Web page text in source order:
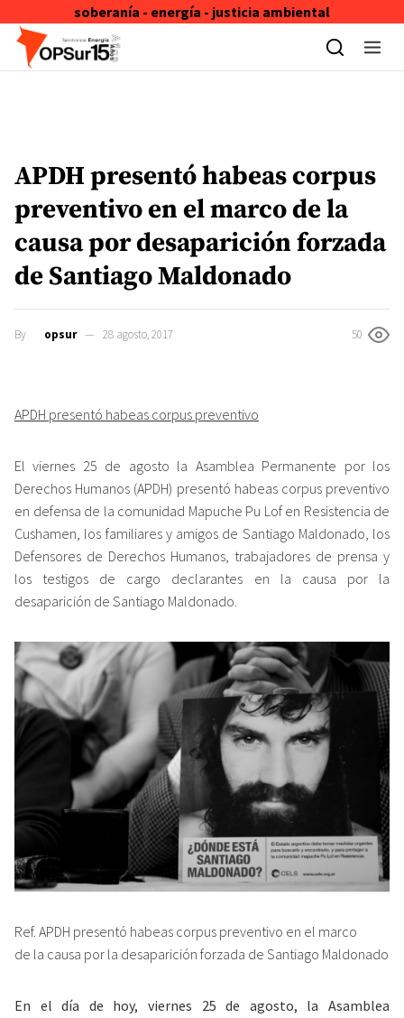
soberanía - energía - justicia ambiental
Skip to content
APDH presentó habeas corpus
preventivo en el marco de la
causa por desaparición forzada
de Santiago Maldonado
By opsur 28 agosto, 2017 50
APDH presentó habeas corpus preventivo
El viernes 25 de agosto la Asamblea Permanente por los
Derechos Humanos (APDH) presentó habeas corpus preventivo
en defensa de la comunidad Mapuche Pu Lof en Resistencia de
Cushamen, los familiares y amigos de Santiago Maldonado, los
Defensores de Derechos Humanos, trabajadores de prensa y
los testigos de cargo declarantes en la causa por la
desaparición de Santiago Maldonado.
Ref. APDH presentó habeas corpus preventivo en el marco
de la causa por la desaparición forzada de Santiago Maldonado
En el día de hoy, viernes 25 de agosto, la Asamblea